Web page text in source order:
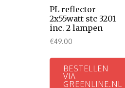
PL reflector
2x55watt stc 3201
inc. 2 lampen
€49.00
BESTELLEN
VIA
GREENLINE.NL